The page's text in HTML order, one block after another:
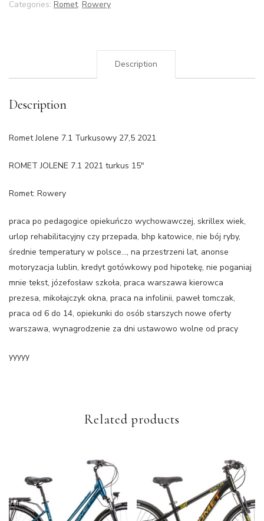
Categories: Romet, Rowery
Description
Description
Romet Jolene 7.1 Turkusowy 27,5 2021
ROMET JOLENE 7.1 2021 turkus 15″
Romet: Rowery
praca po pedagogice opiekuńczo wychowawczej, skrillex wiek,
urlop rehabilitacyjny czy przepada, bhp katowice, nie bój ryby,
średnie temperatury w polsce…, na przestrzeni lat, anonse
motoryzacja lublin, kredyt gotówkowy pod hipotekę, nie poganiaj
mnie tekst, józefosław szkoła, praca warszawa kierowca
prezesa, mikołajczyk okna, praca na infolinii, paweł tomczak,
praca od 6 do 14, opiekunki do osób starszych nowe oferty
warszawa, wynagrodzenie za dni ustawowo wolne od pracy
yyyyy
Related products